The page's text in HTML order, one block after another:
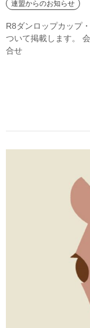
連盟からのお知らせ
R8ダンロップカップ
ついて掲載します。
合せ